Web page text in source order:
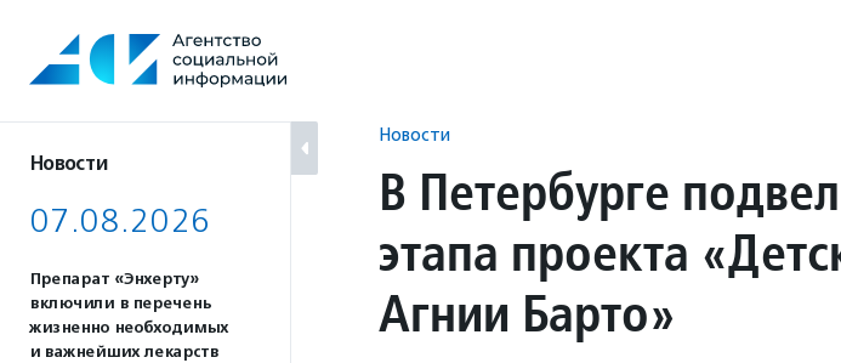
содержанию
Новости
07.08.2026
Препарат «Энхерту»
включили в перечень
жизненно необходимых
и важнейших лекарств
Новости
В Петербурге
этапа проекта
Агнии Барто»